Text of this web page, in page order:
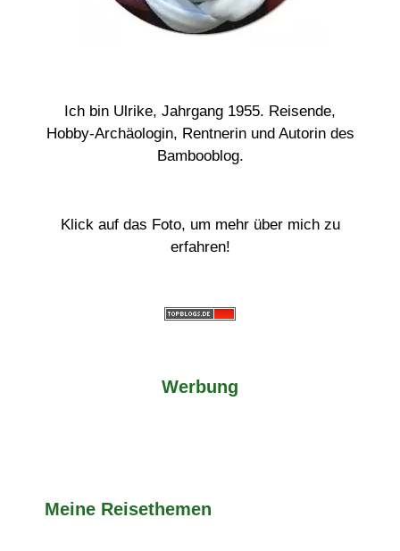
Ich bin Ulrike, Jahrgang 1955. Reisende,
Hobby-Archäologin, Rentnerin und Autorin des
Bambooblog.
Klick auf das Foto, um mehr über mich zu
erfahren!
Werbung
Meine Reisethemen